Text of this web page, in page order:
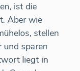
ist die
Aber wie
stellen
und sparen
liegt in